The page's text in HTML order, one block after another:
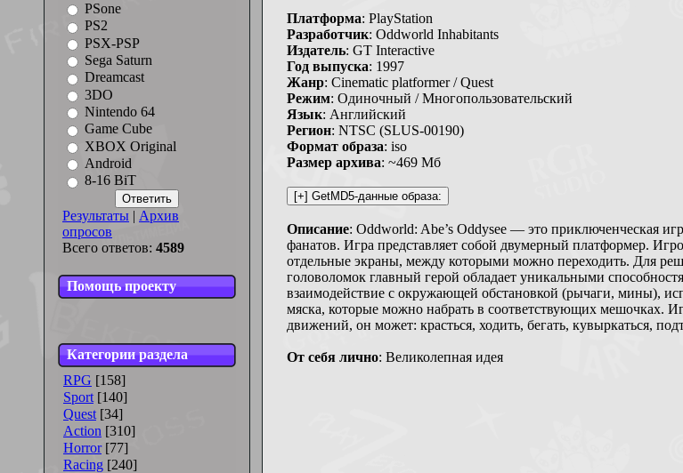
PSone
PS2
PSX-PSP
Sega Saturn
Dreamcast
3DO
Nintendo 64
Game Cube
XBOX Original
Android
8-16 BiT
Результаты | Архив
опросов
Всего ответов: 4589
Помощь проекту
Категории раздела
RPG [158]
Sport [140]
Quest [34]
Action [310]
Horror [77]
Racing [240]
Платформа: PlayStation
Разработчик: Oddworld Inhabitants
Издатель: GT Interactive
Год выпуска: 1997
Жанр: Cinematic platformer / Quest
Режим: Одиночный / Многопользовательский
Язык: Английский
Регион: NTSC (SLUS-00190)
Формат образа: iso
Размер архива: ~469 Мб
Описание: Oddworld: Abe’s Oddysee — это приключенческая
фанатов. Игра представляет собой двумерный платформер.
отдельные экраны, между которыми можно переходить. Для
головоломок главный герой обладает уникальными
взаимодействие с окружающей обстановкой (рычаги, мины),
мяска, которые можно набрать в соответствующих мешочках.
движений, он может: красться, ходить, бегать, кувыркаться,
От себя лично: Великолепная идея